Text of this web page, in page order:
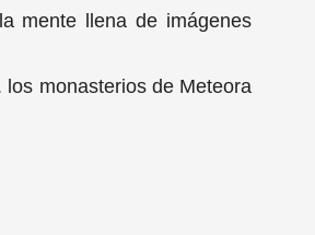
mente llena de imágenes
monasterios de Meteora